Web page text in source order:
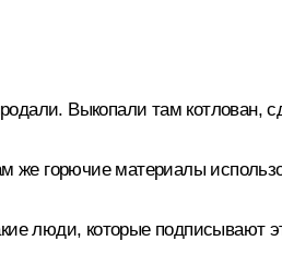
Выкопали там котлован,
же горючие материалы
люди, которые подписывают